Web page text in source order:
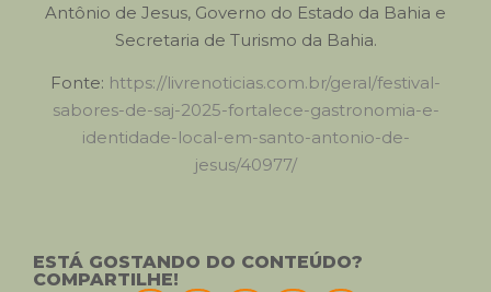
Antônio de Jesus, Governo do Estado da Bahia e
Secretaria de Turismo da Bahia.
Fonte: https://livrenoticias.com.br/geral/festival-
sabores-de-saj-2025-fortalece-gastronomia-e-
identidade-local-em-santo-antonio-de-
jesus/40977/
ESTÁ GOSTANDO DO CONTEÚDO?
COMPARTILHE!